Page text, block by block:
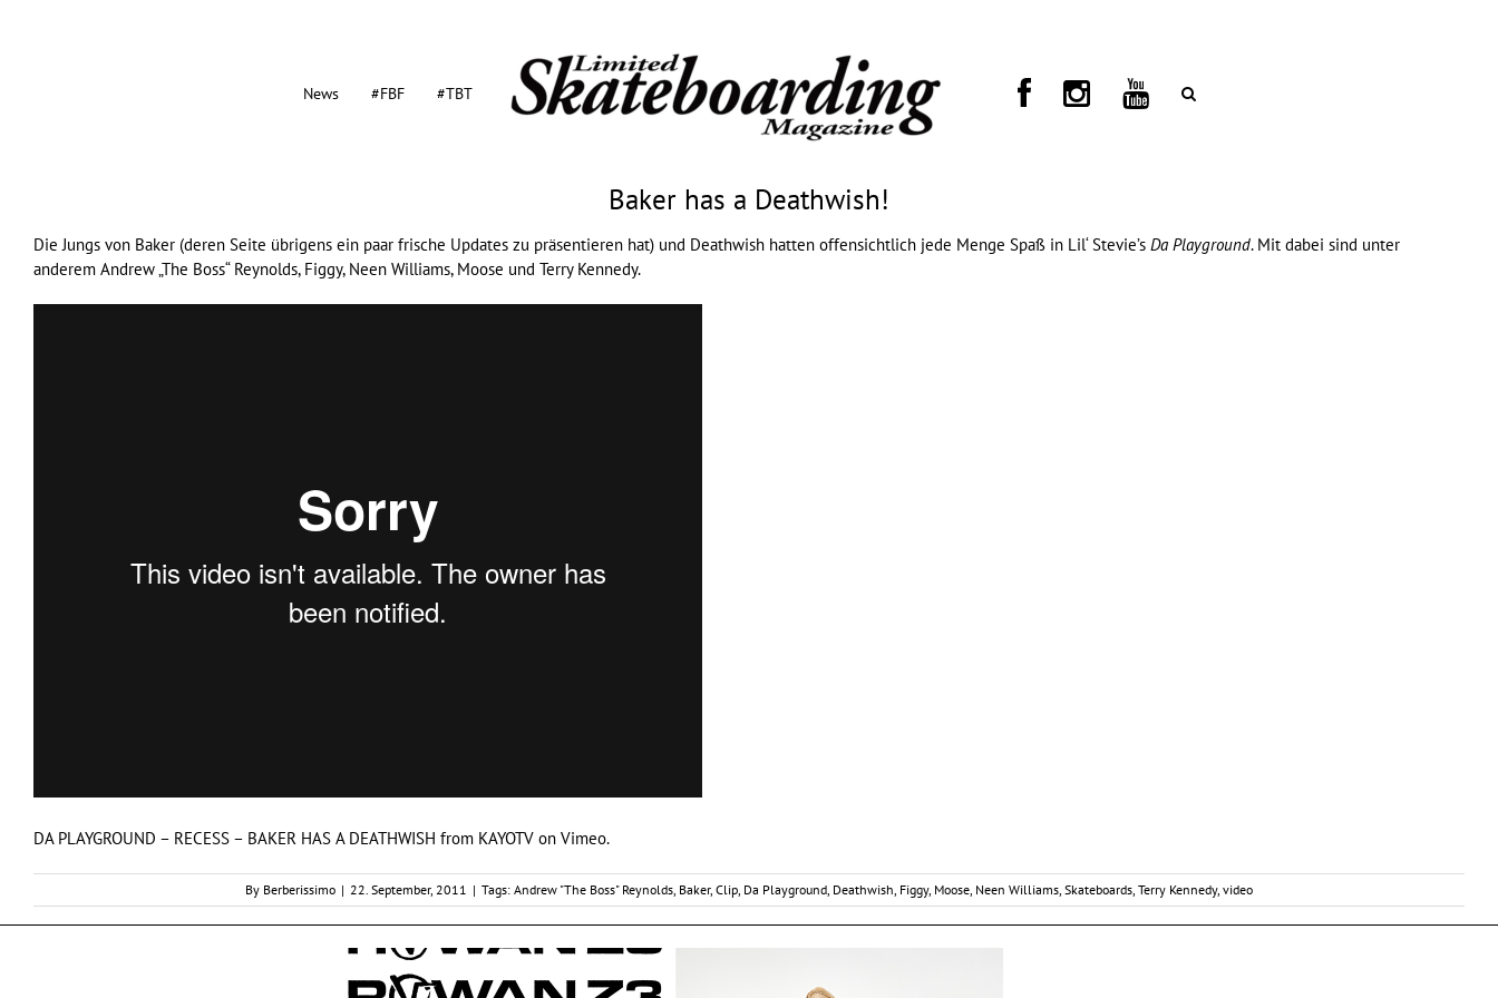
News #FBF #TBT
Baker has a Deathwish!
Die Jungs von Baker (deren Seite übrigens ein paar frische Updates zu präsentieren hat) und Deathwish hatten offensichtlich jede Menge Spaß in Lil‘ Stevie’s Da Playground. Mit dabei sind unter
anderem Andrew „The Boss“ Reynolds, Figgy, Neen Williams, Moose und Terry Kennedy.
DA PLAYGROUND – RECESS – BAKER HAS A DEATHWISH from KAYOTV on Vimeo.
By Berberissimo | 22. September, 2011 | Tags: Andrew "The Boss" Reynolds Baker, Clip Da Playground Deathwish Figgy, Moose Neen Williams Skateboards Terry Kennedy, video